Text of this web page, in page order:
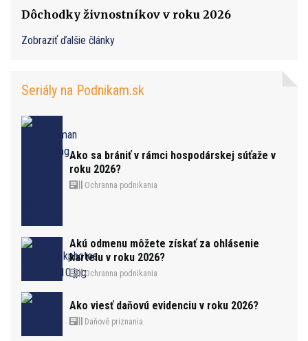
Dôchodky živnostníkov v roku 2026
Zobraziť ďalšie články
Seriály na Podnikam.sk
Ako sa brániť v rámci hospodárskej súťaže v
roku 2026?
Ochranna podnikania
Akú odmenu môžete získať za ohlásenie
kartelu v roku 2026?
Ochranna podnikania
Ako viesť daňovú evidenciu v roku 2026?
Daňové priznania